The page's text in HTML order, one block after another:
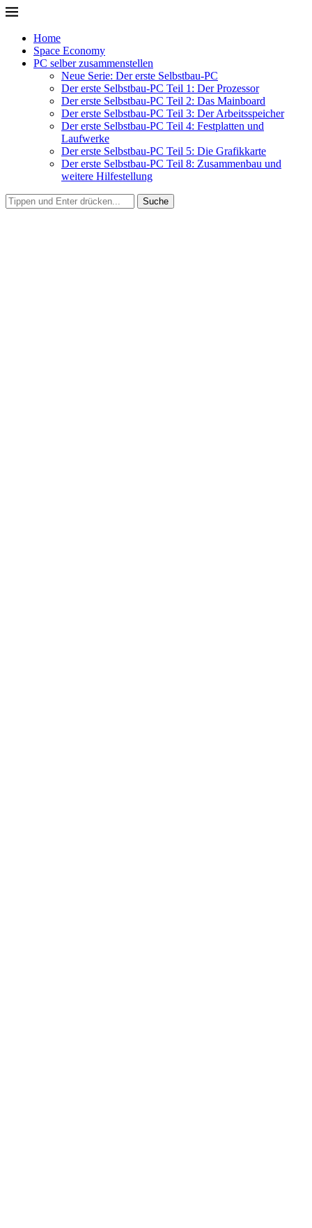
Home
Space Economy
PC selber zusammenstellen
Neue Serie: Der erste Selbstbau-PC
Der erste Selbstbau-PC Teil 1: Der Prozessor
Der erste Selbstbau-PC Teil 2: Das Mainboard
Der erste Selbstbau-PC Teil 3: Der Arbeitsspeicher
Der erste Selbstbau-PC Teil 4: Festplatten und
Laufwerke
Der erste Selbstbau-PC Teil 5: Die Grafikkarte
Der erste Selbstbau-PC Teil 8: Zusammenbau und
weitere Hilfestellung
Suche